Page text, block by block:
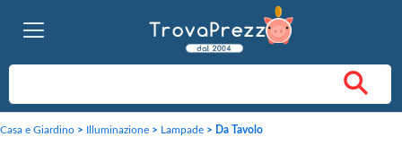
Casa e Giardino > Illuminazione > Lampade > Da Tavolo